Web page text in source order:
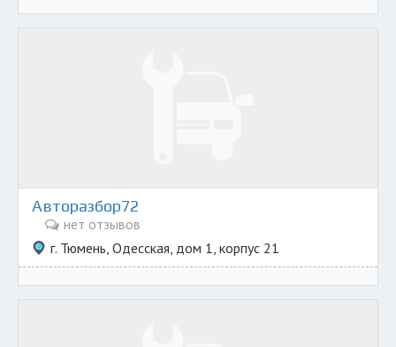
Авторазбор72
нет отзывов
г. Тюмень, Одесская, дом 1, корпус 21